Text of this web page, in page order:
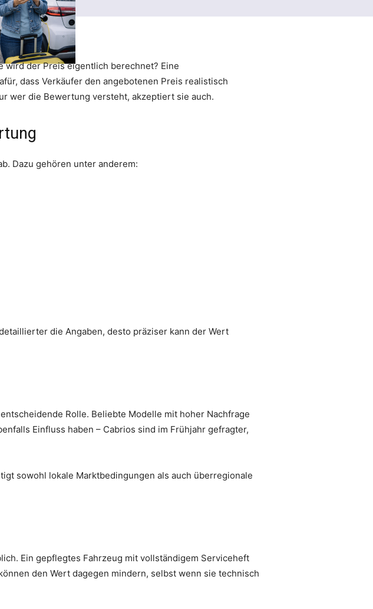
wird der Preis eigentlich berechnet? Eine
dass Verkäufer den angebotenen Preis realistisch
wer die Bewertung versteht, akzeptiert sie auch.
Dazu gehören unter anderem:
die Angaben, desto präziser kann der Wert
Rolle. Beliebte Modelle mit hoher Nachfrage
Einfluss haben – Cabrios sind im Frühjahr gefragter,
sowohl lokale Marktbedingungen als auch überregionale
Ein gepflegtes Fahrzeug mit vollständigem Serviceheft
den Wert dagegen mindern, selbst wenn sie technisch